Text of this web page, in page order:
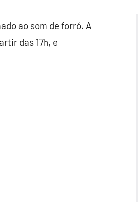
ao som de forró. A
das 17h, e